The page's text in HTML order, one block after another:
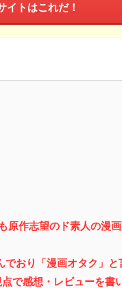
イトはこれだ！
作志望のド素人の漫
おり「漫画オタク」と
で感想・レビューを書